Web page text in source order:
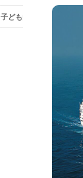
子ども向け